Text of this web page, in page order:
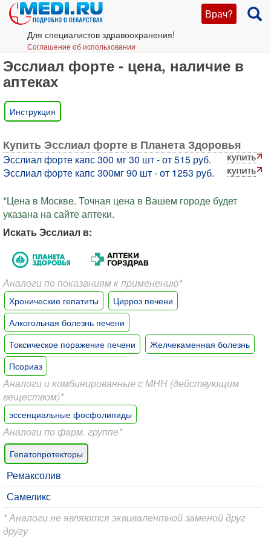
Врач?
Для специалистов здравоохранения!
Соглашение об использовании
Эсслиал форте - цена, наличие в
аптеках
Инструкция
Купить Эсслиал форте в Планета Здоровья
Эсслиал форте капс 300 мг 30 шт - от 515 руб.
Эсслиал форте капс 300мг 90 шт - от 1253 руб.
*Цена в Москве. Точная цена в Вашем городе будет
указана на сайте аптеки.
Искать Эсслиал в:
Аналоги по показаниям к применению*
Хронические гепатиты
Цирроз печени
Алкогольная болезнь печени
Токсическое поражение печени
Желчекаменная болезнь
Псориаз
Аналоги и комбинированные с МНН (действующим
веществом)*
эссенциальные фосфолипиды
Аналоги по фарм. группе*
Гепатопротекторы
Ремаксолив
Самеликс
* Аналоги не являются эквивалентной заменой друг
другу